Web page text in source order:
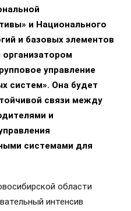
и Национального
и базовых элементов
управление
систем». Она будет
связи между
и
системами для
области
интенсив